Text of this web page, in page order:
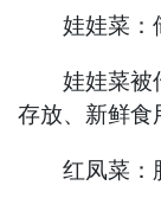
娃娃菜：
娃娃菜被传
存放、新鲜食
红凤菜：